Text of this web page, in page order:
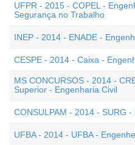
UFPR - 2015 - COPEL -
Segurança no Trabalho
INEP - 2014 - ENADE -
CESPE - 2014 - Caixa -
MS CONCURSOS - 2014 -
Superior - Engenharia Civil
CONSULPAM - 2014 - SURG
UFBA - 2014 - UFBA -